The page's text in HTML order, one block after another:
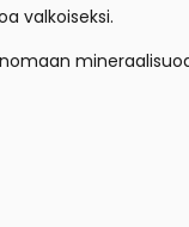
valkoiseksi.